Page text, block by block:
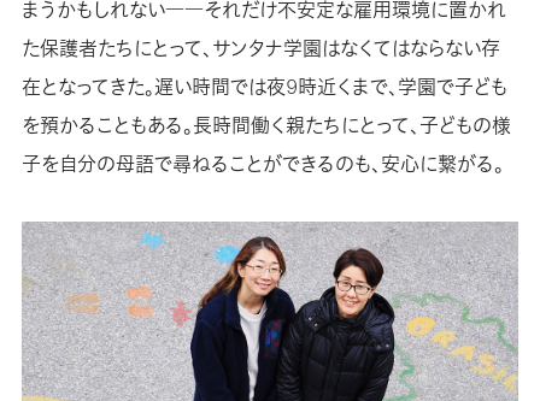
まうかもしれない――それだけ不安定な雇用環境に置かれ
た保護者たちにとって、サンタナ学園はなくてはならない存
在となってきた。遅い時間では夜9時近くまで、学園で子ども
を預かることもある。長時間働く親たちにとって、子どもの様
子を自分の母語で尋ねることができるのも、安心に繋がる。